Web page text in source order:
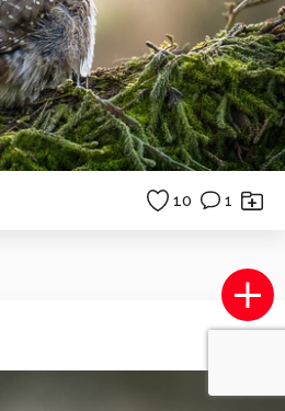
10 1